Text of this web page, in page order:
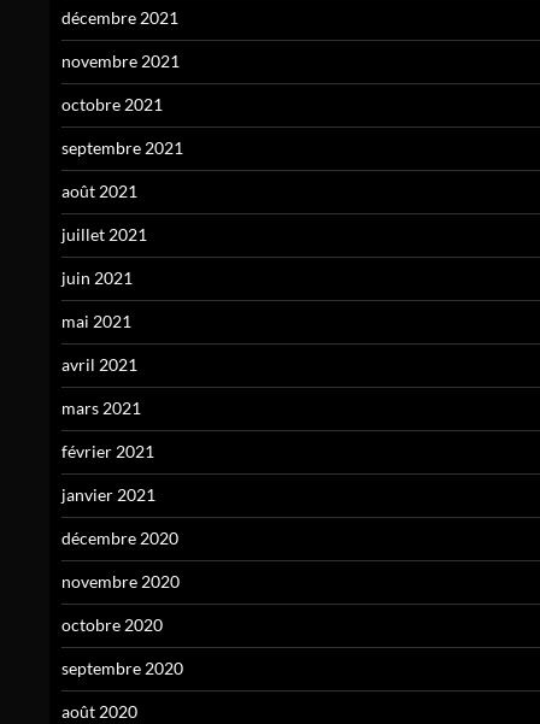
décembre 2021
novembre 2021
octobre 2021
septembre 2021
août 2021
juillet 2021
juin 2021
mai 2021
avril 2021
mars 2021
février 2021
janvier 2021
décembre 2020
novembre 2020
octobre 2020
septembre 2020
août 2020